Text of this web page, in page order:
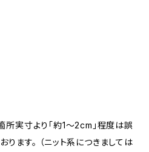
所実寸より「約1～2cm」程度は誤
ます。 （ニット系につきましては